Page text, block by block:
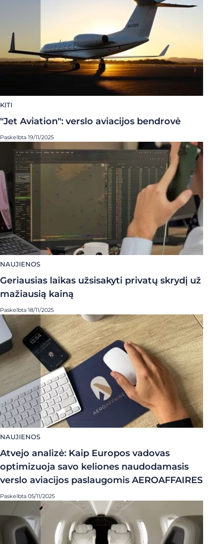
KITI
"Jet Aviation": verslo aviacijos bendrovė
Paskelbta 19/11/2025
NAUJIENOS
Geriausias laikas užsisakyti privatų skrydį už
mažiausią kainą
Paskelbta 18/11/2025
NAUJIENOS
Atvejo analizė: Kaip Europos vadovas
optimizuoja savo keliones naudodamasis
verslo aviacijos paslaugomis AEROAFFAIRES
Paskelbta 05/11/2025